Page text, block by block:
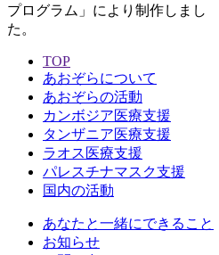
プログラム」により制作しまし
た。
TOP
あおぞらについて
あおぞらの活動
カンボジア医療支援
タンザニア医療支援
ラオス医療支援
パレスチナマスク支援
国内の活動
あなたと一緒にできること
お知らせ